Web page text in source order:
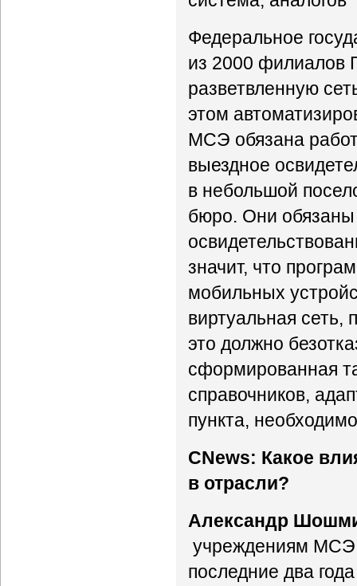
Федеральное
из 2000 филиалов
разветвленную
этом
МСЭ обязана
выездное
в небольшой
бюро. Они обязаны
значит, что
мобильных
виртуальная
это должно
сформированная
справочников,
пункта,
CNews: Какое
в отрасли?
Александр
учреждениям МСЭ
последние два